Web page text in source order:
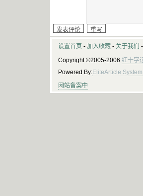
设置首页 - 加入收藏 - 关于我们 -
Copyright ©2005-2006 红十字
Powered By:EliteArticle
网站备案中